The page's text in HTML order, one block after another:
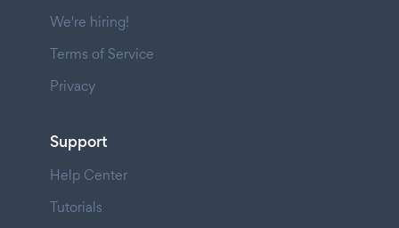
We're hiring!
Terms of Service
Privacy
Support
Help Center
Tutorials